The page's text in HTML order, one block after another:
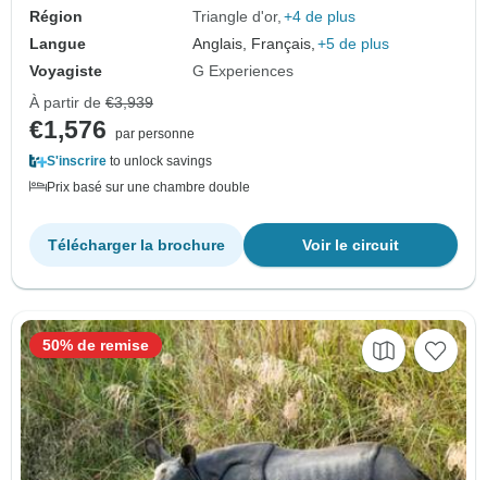
Région
Triangle d'or +4 de plus
Langue
Anglais, Français, +5 de plus
Voyagiste
G Experiences
À partir de €3,939
€1,576
par personne
S'inscrire to unlock savings
Prix basé sur une chambre double
Voir le circuit
Télécharger la brochure
50% de remise